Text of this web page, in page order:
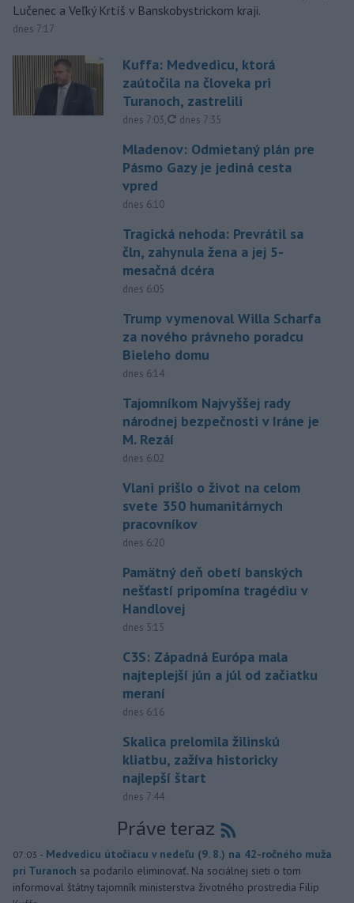
Lučenec a Veľký Krtíš v Banskobystrickom kraji.
dnes 7:17
Kuffa: Medvedicu, ktorá
zaútočila na človeka pri
Turanoch, zastrelili
dnes 7:03, aktualizované
dnes 7:35
Mladenov: Odmietaný plán pre
Pásmo Gazy je jediná cesta
vpred
dnes 6:10
Tragická nehoda: Prevrátil sa
čln, zahynula žena a jej 5-
mesačná dcéra
dnes 6:05
Trump vymenoval Willa Scharfa
za nového právneho poradcu
Bieleho domu
dnes 6:14
Tajomníkom Najvyššej rady
národnej bezpečnosti v Iráne je
M. Rezáí
dnes 6:02
Vlani prišlo o život na celom
svete 350 humanitárnych
pracovníkov
dnes 6:20
Pamätný deň obetí banských
nešťastí pripomína tragédiu v
Handlovej
dnes 5:15
C3S: Západná Európa mala
najteplejší jún a júl od začiatku
meraní
dnes 6:16
Skalica prelomila žilinskú
kliatbu, zažíva historicky
najlepší štart
dnes 7:44
Práve teraz
07:03 - Medvedicu útočiacu v nedeľu (9. 8.) na 42-ročného muža
pri Turanoch sa podarilo eliminovať. Na sociálnej sieti o tom
informoval štátny tajomník ministerstva životného prostredia Filip